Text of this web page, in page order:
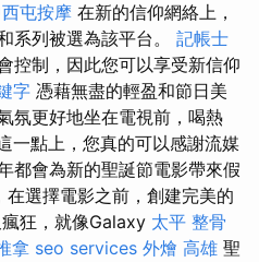
屯按摩 在新的信仰網絡上，
系列被選為該平台。 記帳士
控制，因此您可以享受新信仰
字 憑藉無盡的輕盈和節日美
氛更好地坐在電視前，喝熱
一點上，您真的可以感謝流媒
都會為新的聖誕節電影帶來假
在選擇電影之前，創建完美的
狂，就像Galaxy 太平 整骨
拿 seo services 外燴 高雄 聖